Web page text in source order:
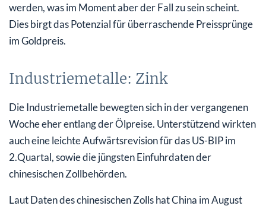
werden, was im Moment aber der Fall zu sein scheint.
Dies birgt das Potenzial für überraschende Preissprünge
im Goldpreis.
Industriemetalle: Zink
Die Industriemetalle bewegten sich in der vergangenen
Woche eher entlang der Ölpreise. Unterstützend wirkten
auch eine leichte Aufwärtsrevision für das US-BIP im
2.Quartal, sowie die jüngsten Einfuhrdaten der
chinesischen Zollbehörden.
Laut Daten des chinesischen Zolls hat China im August